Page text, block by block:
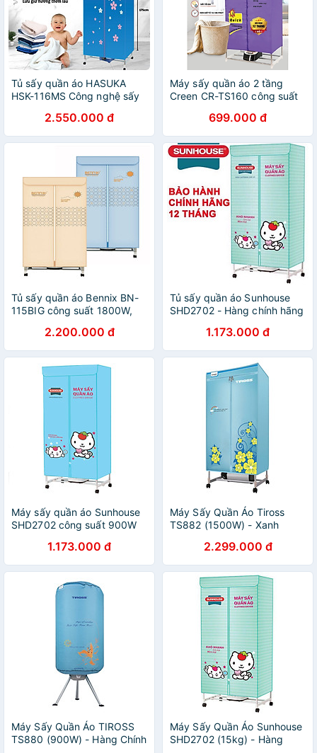
Tủ sấy quần áo HASUKA
HSK-116MS Công nghệ sấy
khả năng bảo vệ quần áo
(BH 12 tháng) - HÀNG
CHÍNH HÃNG
2.550.000 đ
Máy sấy quần áo 2 tầng
Creen CR-TS160 công suất
20kg, sấy khô tĩnh học -
Hàng chính hãng
699.000 đ
Tủ sấy quần áo Bennix BN-
115BIG công suất 1800W,
sấy quần áo công suất lớn,
25kg sấy quần áo/ lần -
Hàng chính hãng
2.200.000 đ
Tủ sấy quần áo Sunhouse
SHD2702 - Hàng chính hãng
1.173.000 đ
Máy sấy quần áo Sunhouse
SHD2702 công suất 900W
chính hãng1.173.000 đ
Máy Sấy Quần Áo Tiross
TS882 (1500W) - Xanh
2.299.000 đ
Máy Sấy Quần Áo TIROSS
TS880 (900W) - Hàng Chính
Máy Sấy Quần Áo Sunhouse
SHD2702 (15kg) - Hàng